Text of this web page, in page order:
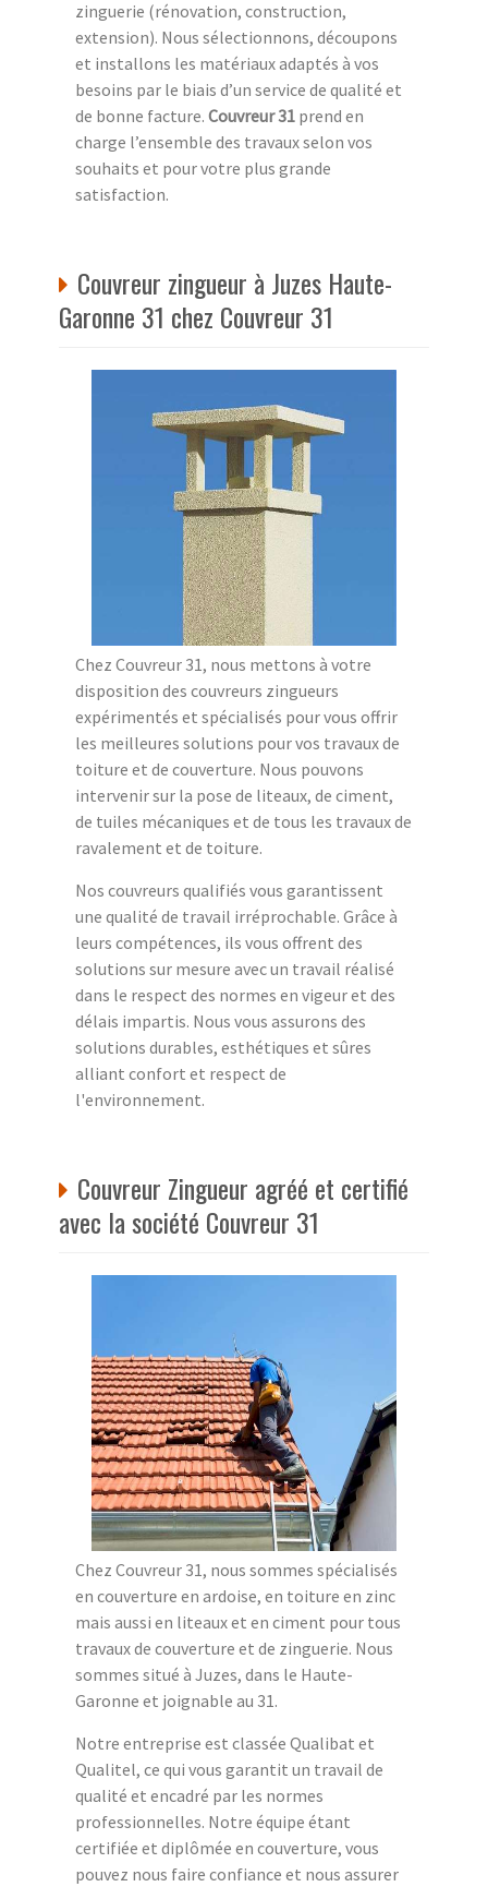
zinguerie (rénovation, construction,
extension). Nous sélectionnons, découpons
et installons les matériaux adaptés à vos
besoins par le biais d’un service de qualité et
de bonne facture. Couvreur 31 prend en
charge l’ensemble des travaux selon vos
souhaits et pour votre plus grande
satisfaction.
Couvreur zingueur à Juzes Haute-
Garonne 31 chez Couvreur 31
Chez Couvreur 31, nous mettons à votre
disposition des couvreurs zingueurs
expérimentés et spécialisés pour vous offrir
les meilleures solutions pour vos travaux de
toiture et de couverture. Nous pouvons
intervenir sur la pose de liteaux, de ciment,
de tuiles mécaniques et de tous les travaux de
ravalement et de toiture.
Nos couvreurs qualifiés vous garantissent
une qualité de travail irréprochable. Grâce à
leurs compétences, ils vous offrent des
solutions sur mesure avec un travail réalisé
dans le respect des normes en vigeur et des
délais impartis. Nous vous assurons des
solutions durables, esthétiques et sûres
alliant confort et respect de
l'environnement.
Couvreur Zingueur agréé et certifié
avec la société Couvreur 31
Chez Couvreur 31, nous sommes spécialisés
en couverture en ardoise, en toiture en zinc
mais aussi en liteaux et en ciment pour tous
travaux de couverture et de zinguerie. Nous
sommes situé à Juzes, dans le Haute-
Garonne et joignable au 31.
Notre entreprise est classée Qualibat et
Qualitel, ce qui vous garantit un travail de
qualité et encadré par les normes
professionnelles. Notre équipe étant
certifiée et diplômée en couverture, vous
pouvez nous faire confiance et nous assurer